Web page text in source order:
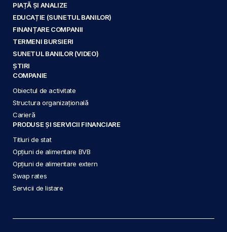
PIAȚĂ ȘI ANALIZE
EDUCAȚIE (SUNETUL BANILOR)
FINANȚARE COMPANII
TERMENI BURSIERI
SUNETUL BANILOR (VIDEO)
ȘTIRI
COMPANIE
Obiectul de activitate
Structura organizațională
Carieră
PRODUSE ȘI SERVICII FINANCIARE
Titluri de stat
Opțiuni de alimentare BVB
Opțiuni de alimentare extern
Swap rates
Servicii de listare